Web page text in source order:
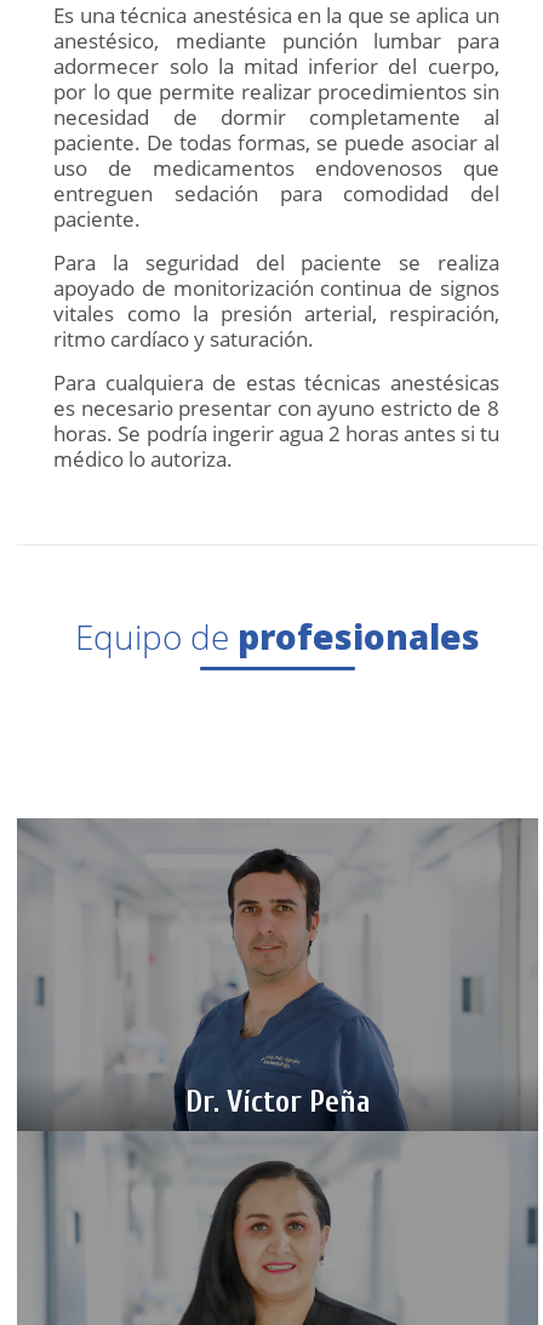
Es una técnica anestésica en la que se aplica un
anestésico, mediante punción lumbar para
adormecer solo la mitad inferior del cuerpo,
por lo que permite realizar procedimientos sin
necesidad de dormir completamente al
paciente. De todas formas, se puede asociar al
uso de medicamentos endovenosos que
entreguen sedación para comodidad del
paciente.
Para la seguridad del paciente se realiza
apoyado de monitorización continua de signos
vitales como la presión arterial, respiración,
ritmo cardíaco y saturación.
Para cualquiera de estas técnicas anestésicas
es necesario presentar con ayuno estricto de 8
horas. Se podría ingerir agua 2 horas antes si tu
médico lo autoriza.
Equipo de profesionales
Dr. Víctor Peña